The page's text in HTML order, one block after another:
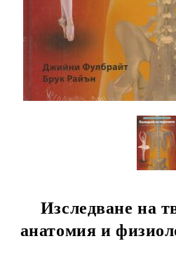
Изследване на
анатомия и